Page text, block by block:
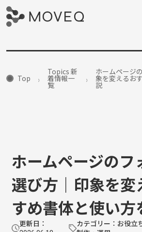
Top
Topics 新
着情報一
覧
ホームページ
象を変えるお
説
ホームページのフ
選び方｜印象を変
すめ書体と使い方
更新日：
カテゴリー：お役立